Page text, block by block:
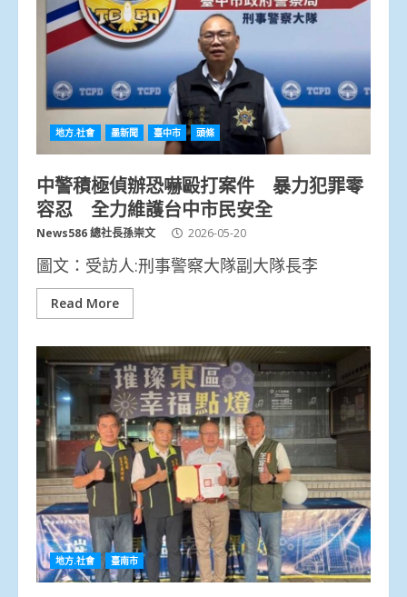
地方.社會 墨新聞 臺中市 頭條
中警積極偵辦恐嚇毆打案件 暴力犯罪零
容忍 全力維護台中市民安全
News586 總社長孫崇文 2026-05-20
圖文：受訪人:刑事警察大隊副大隊長李
Read More
地方.社會 臺南市